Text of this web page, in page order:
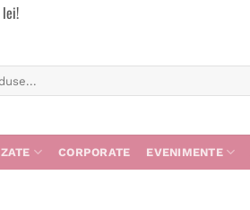
CORPORATE EVENIMENTE